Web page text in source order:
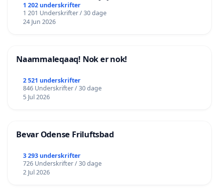
lokalområde i balance
1 202 underskrifter
1 201 Underskrifter / 30 dage
24 Jun 2026
Naammaleqaaq! Nok er nok!
2 521 underskrifter
846 Underskrifter / 30 dage
5 Jul 2026
Bevar Odense Friluftsbad
3 293 underskrifter
726 Underskrifter / 30 dage
2 Jul 2026